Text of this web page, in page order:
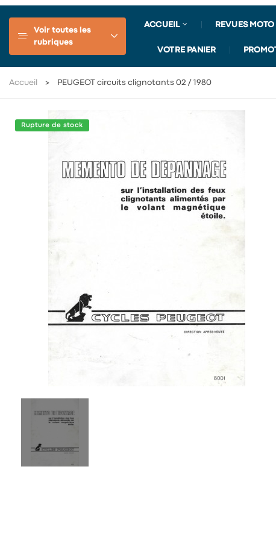
Voir toutes les
rubriques
ACCUEIL REVUES MOTO
VOTRE PANIER
Accueil PEUGEOT circuits clignotants 02 / 1980
Rupture de stock